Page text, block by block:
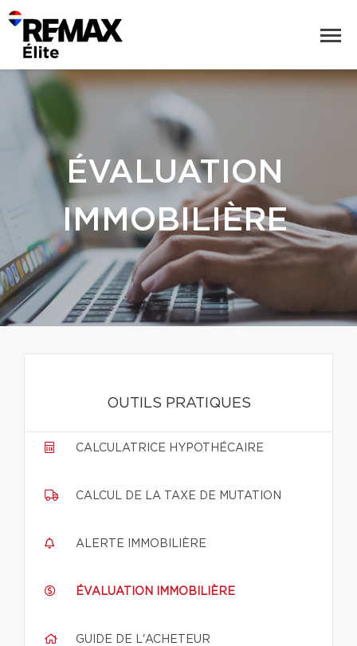
ÉVALUATION
IMMOBILIÈRE
OUTILS PRATIQUES
CALCULATRICE HYPOTHÉCAIRE
CALCUL DE LA TAXE DE MUTATION
ALERTE IMMOBILIÈRE
ÉVALUATION IMMOBILIÈRE
GUIDE DE L'ACHETEUR